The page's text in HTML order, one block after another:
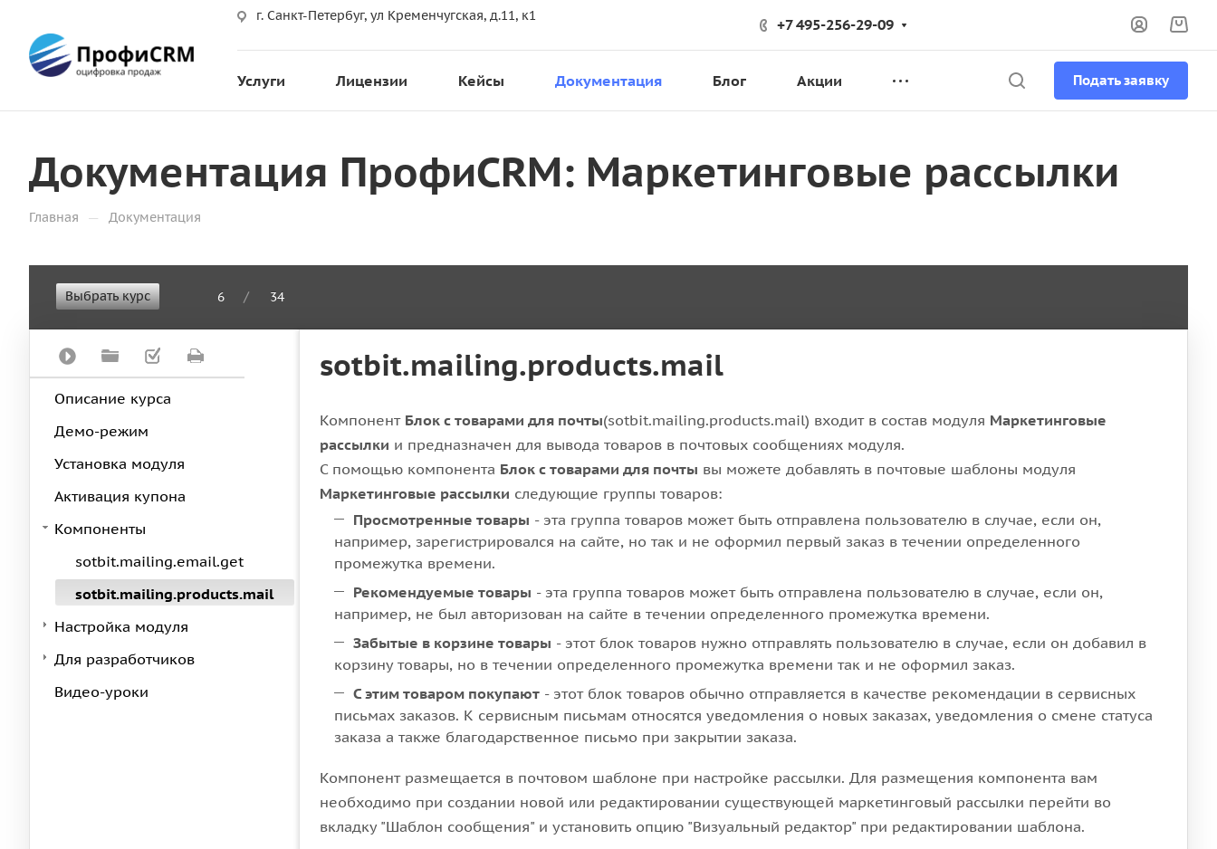
г. Санкт-Петербуг, ул Кременчугская, д.11, к1
+7 495-256-29-09
Услуги Лицензии Кейсы Документация Блог Акции Подать заявку
Документация ПрофиCRM: Маркетинговые рассылки
Главная — Документация
Выбрать курс 6 / 34
Описание курса
Демо-режим
Установка модуля
Активация купона
Компоненты
sotbit.mailing.email.get
sotbit.mailing.products.mail
Настройка модуля
Для разработчиков
Видео-уроки
sotbit.mailing.products.mail
Компонент Блок с товарами для почты(sotbit.mailing.products.mail) входит в состав модуля Маркетинговые
рассылки и предназначен для вывода товаров в почтовых сообщениях модуля.
С помощью компонента Блок с товарами для почты вы можете добавлять в почтовые шаблоны модуля
Маркетинговые рассылки следующие группы товаров:
Просмотренные товары - эта группа товаров может быть отправлена пользователю в случае, если он,
например, зарегистрировался на сайте, но так и не оформил первый заказ в течении определенного
промежутка времени.
Рекомендуемые товары - эта группа товаров может быть отправлена пользователю в случае, если он,
например, не был авторизован на сайте в течении определенного промежутка времени.
Забытые в корзине товары - этот блок товаров нужно отправлять пользователю в случае, если он добавил в
корзину товары, но в течении определенного промежутка времени так и не оформил заказ.
С этим товаром покупают - этот блок товаров обычно отправляется в качестве рекомендации в сервисных
письмах заказов. К сервисным письмам относятся уведомления о новых заказах, уведомления о смене статуса
заказа а также благодарственное письмо при закрытии заказа.
Компонент размещается в почтовом шаблоне при настройке рассылки. Для размещения компонента вам
необходимо при создании новой или редактировании существующей маркетинговый рассылки перейти во
вкладку "Шаблон сообщения" и установить опцию "Визуальный редактор" при редактировании шаблона.